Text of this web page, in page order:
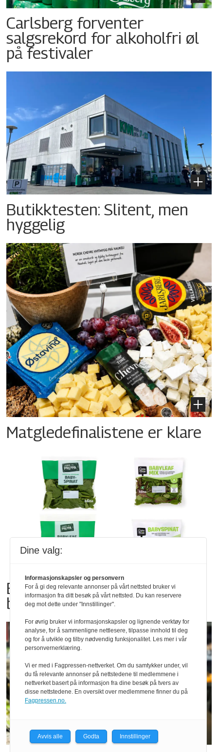
Carlsberg forventer
salgsrekord for alkoholfri øl
på festivaler
Butikktesten: Slitent, men
hyggelig
Matgledefinalistene er klare
Bama tilbakekaller
babyspinat og babyleaf mix
Dine valg:
Informasjonskapsler og personvern
For å gi deg relevante annonser på vårt nettsted bruker vi
informasjon fra ditt besøk på vårt nettsted. Du kan reservere
deg mot dette under "Innstillinger".
For øvrig bruker vi informasjonskapsler og lignende verktøy for
analyse, for å sammenligne nettlesere, tilpasse innhold til deg
og for å utvikle og tilby nødvendig funksjonalitet. Les mer i vår
personvernerklæring.
Vi er med i Fagpressen-nettverket. Om du samtykker under, vil
du få relevante annonser på nettstedene til medlemmene i
nettverket basert på informasjon fra dine besøk på tvers av
disse nettstedene. En oversikt over medlemmene finner du på
Fagpressen.no.
Avvis alle Godta Innstillinger